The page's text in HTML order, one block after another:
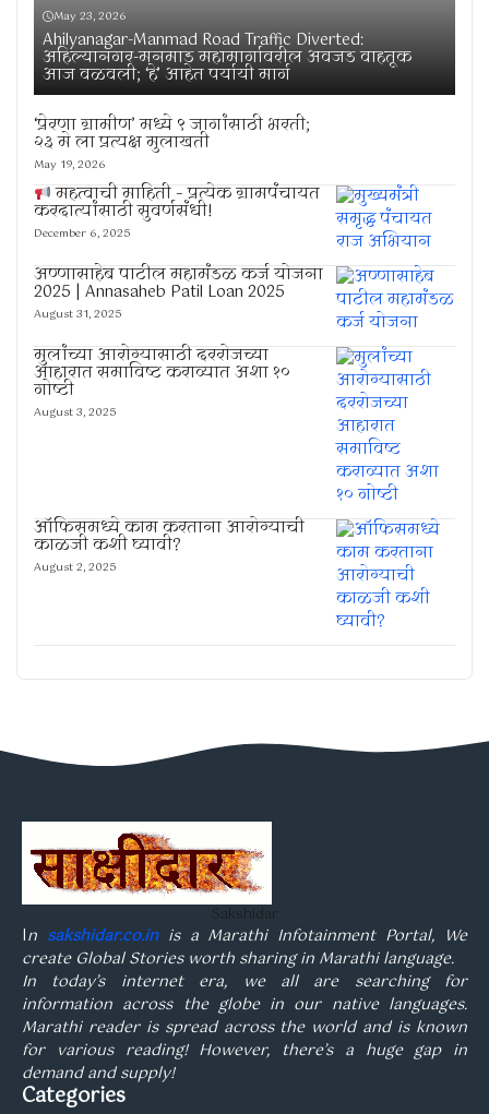
May 23, 2026
Ahilyanagar-Manmad Road Traffic Diverted:
अहिल्यानगर-मनमाड महामार्गावरील अवजड वाहतूक
आज वळवली; ‘हे’ आहेत पर्यायी मार्ग
‘प्रेरणा ग्रामीण’ मध्ये ९ जागांसाठी भरती;
२३ मे ला प्रत्यक्ष मुलाखती
May 19, 2026
महत्वाची माहिती – प्रत्येक ग्रामपंचायत
करदात्यांसाठी सुवर्णसंधी!
December 6, 2025
अण्णासाहेब पाटील महामंडळ कर्ज योजना
2025 | Annasaheb Patil Loan 2025
August 31, 2025
मुलांच्या आरोग्यासाठी दररोजच्या
आहारात समाविष्ट कराव्यात अशा १०
गोष्टी
August 3, 2025
ऑफिसमध्ये काम करताना आरोग्याची
काळजी कशी घ्यावी?
August 2, 2025
Sakshidar
In sakshidar.co.inis a Marathi Infotainment Portal, We
create Global Stories worth sharing in Marathi language.
In today’s internet era, we all are searching for
information across the globe in our native languages.
Marathi reader is spread across the world and is known
for various reading! However, there’s a huge gap in
demand and supply!
Categories